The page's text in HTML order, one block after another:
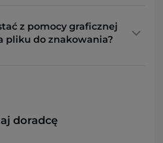
z pomocy graficznej
pliku do znakowania?
doradcę